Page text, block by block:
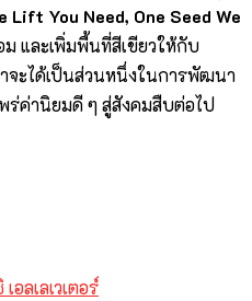
Lift You Need, One Seed We
และเพิ่มพื้นที่สีเขียวให้กับ
จะได้เป็นส่วนหนึ่งในการพัฒนา
ร่ค่านิยมดี ๆ สู่สังคมสืบต่อไป
อลเลเวเตอร์